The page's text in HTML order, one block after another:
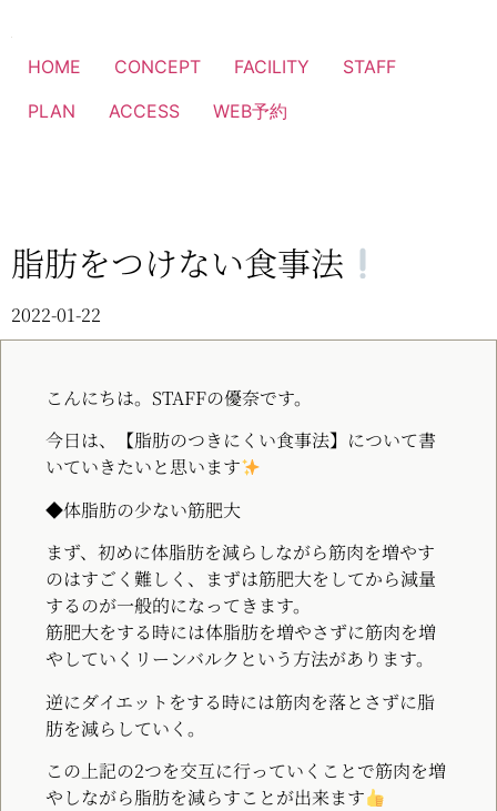
HOME CONCEPT FACILITY
STAFF
PLAN
ACCESS WEB予約
脂肪をつけない食事法
2022-01-22
こんにちは。STAFFの優奈です。
今日は、【脂肪のつきにくい食事法】について書
いていきたいと思います
◆体脂肪の少ない筋肥大
まず、初めに体脂肪を減らしながら筋肉を増やす
のはすごく難しく、まずは筋肥大をしてから減量
するのが一般的になってきます。
筋肥大をする時には体脂肪を増やさずに筋肉を増
やしていくリーンバルクという方法があります。
逆にダイエットをする時には筋肉を落とさずに脂
肪を減らしていく。
この上記の2つを交互に行っていくことで筋肉を増
やしながら脂肪を減らすことが出来ます